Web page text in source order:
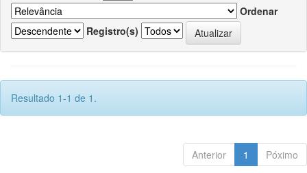
Ordenar
Registro(s)
Resultado 1-1 de 1.
Anterior 1 Póximo